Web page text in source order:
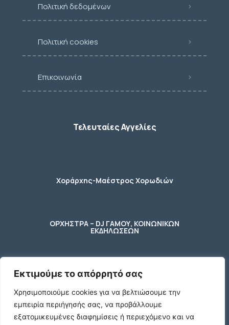
Εκτιμούμε το απόρρητό σας
Χρησιμοποιούμε cookies για να βελτιώσουμε την
εμπειρία περιήγησής σας, να προβάλλουμε
εξατομικευμένες διαφημίσεις ή περιεχόμενο και να
Πολιτική δεδομένων
Πολιτική cookies
Επικοινωνία
Τελευταίες Αγγελίες
Χοράρχης-Μαέστρος Χορωδιών
ΟΡΧΗΣΤΡΑ – DJ ΓΑΜΟΥ, ΚΟΙΝΩΝΙΚΩΝ
ΕΚΔΗΛΩΣΕΩΝ
φύλακας – κηπουρος
2 Ποτήρια μπύρας ενός λίτρου (1 L)